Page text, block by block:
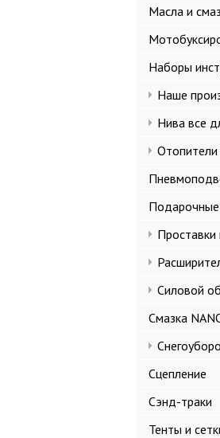
Масла и
Наборы
Наше
Нива все
Силовой
Смазка
Сцепление
Сэнд-траки
Тенты и